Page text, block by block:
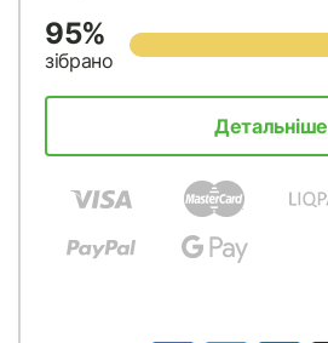
95%
зібрано
Детальніше